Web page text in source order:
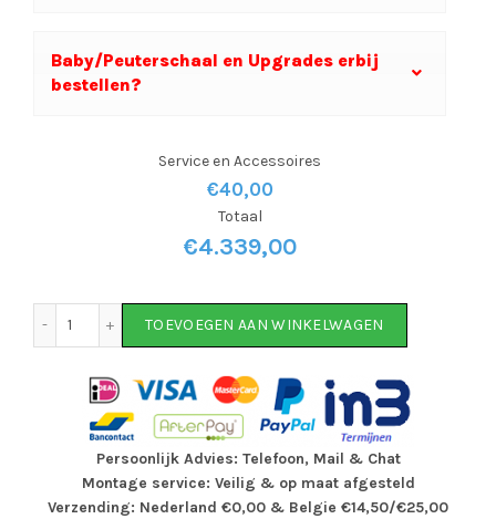
Baby/Peuterschaal en Upgrades erbij
bestellen?
Service en Accessoires
€40,00
Totaal
€4.339,00
TOEVOEGEN AAN WINKELWAGEN
Persoonlijk Advies: Telefoon, Mail & Chat
Montage service: Veilig & op maat afgesteld
Verzending: Nederland €0,00 & Belgie €14,50/€25,00